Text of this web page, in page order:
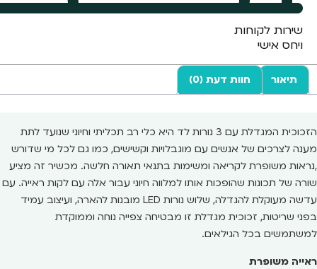
שירות לקוחות
ויחס אישי
תיאור חוות דעת (0)
הזכוכית המגדלת עם 3 נורות לד היא כלי רב תכליתי וחיוני שנועד לתת
מענה לצרכים של אנשים עם מוגבלויות וקשישים, כמו גם לכל מי שדורש
,נראות משופרת לקריאה ומשימות בתנאי תאורה חלשה. מכשיר זה מציע
שורה של תכונות שהופכות אותו למלווה חיוני עבור אלה עם לקות ראייה. עם
עדשה מעוקלת להגדלה, שלוש נורות LED מובנות להארה, ועיצוב עמיד
בפני שריטות, זכוכית מגדלת זו מבטיחה צפייה נוחה וממוקדת
למשתמשים בכל הגילאים.
ראייה משופרת